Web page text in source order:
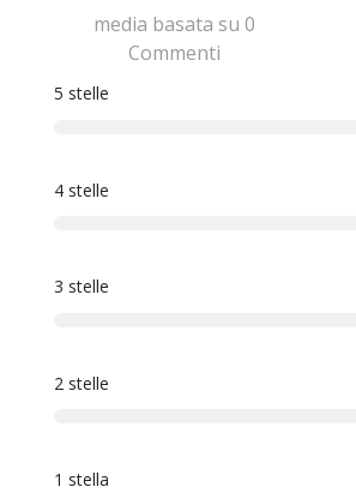
media basata su 0
Commenti
5 stelle
4 stelle
3 stelle
2 stelle
1 stella